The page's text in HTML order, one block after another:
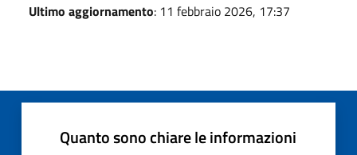
Ultimo aggiornamento: 11 febbraio 2026, 17:37
Quanto sono chiare le informazioni